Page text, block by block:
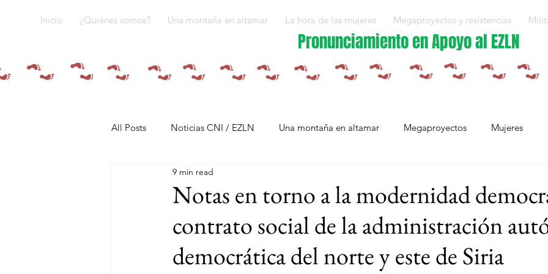
Inicio ¿Quiénes somos? Una montaña en altamar La hora de las mujeres Megaproyectos y resistencias
Pronunciamiento en Apoyo al EZLN
All Posts Noticias CNI / EZLN Una montaña en altamar Megaproyectos Mujeres
Pandemia y pueblos indígenas
Resistencias Tren Maya Plan Integral Morelos Capítulo Europa Mujeres
Notas en torno a la modernidad
contrato social de la administración
democrática del norte y este de Siria
9 min read